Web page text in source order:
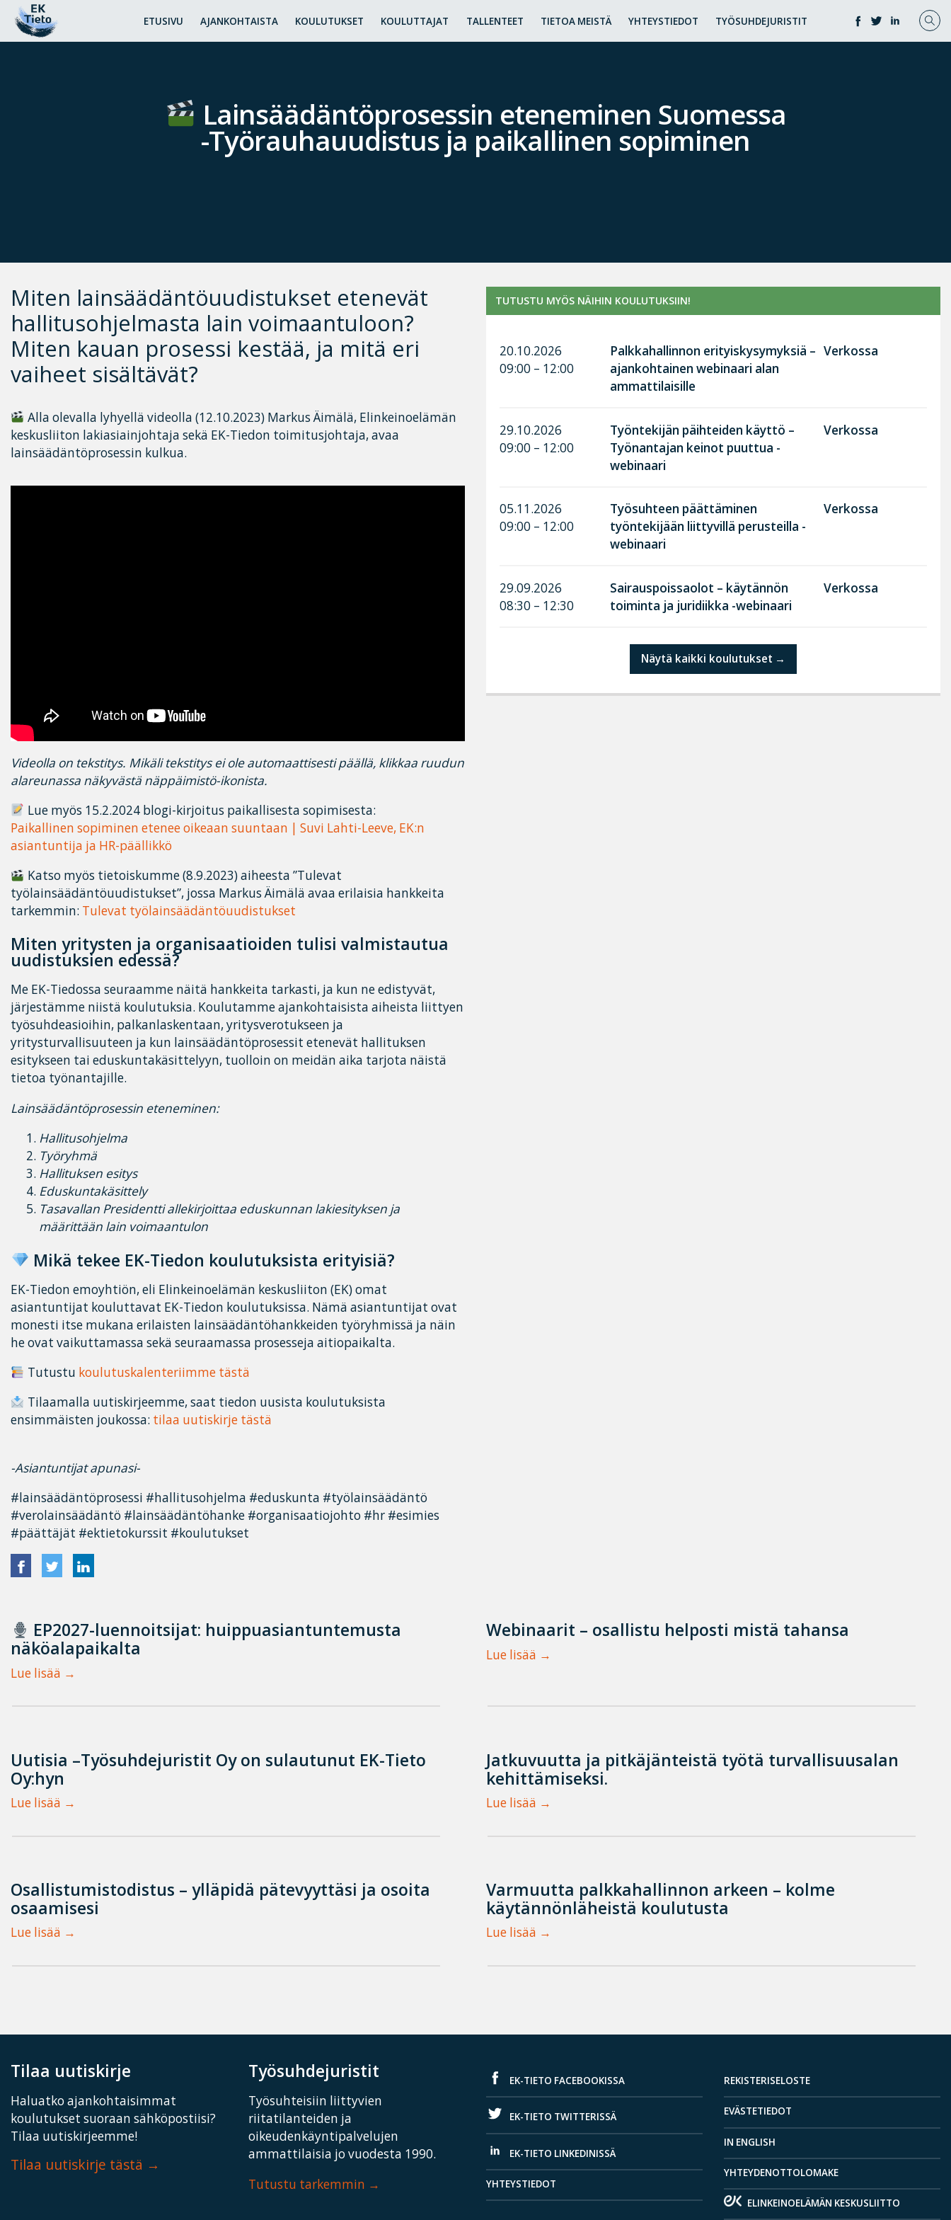
ETUSIVU AJANKOHTAISTA KOULUTUKSET KOULUTTAJAT TALLENTEET TIETOA MEISTÄ YHTEYSTIEDOT TYÖSUHDEJURISTIT
Lainsäädäntöprosessin eteneminen Suomessa
-Työrauhauudistus ja paikallinen sopiminen
Miten lainsäädäntöuudistukset etenevät
hallitusohjelmasta lain voimaantuloon?
Miten kauan prosessi kestää, ja mitä eri
vaiheet sisältävät?
Alla olevalla lyhyellä videolla (12.10.2023) Markus Äimälä, Elinkeinoelämän
keskusliiton lakiasiainjohtaja sekä EK-Tiedon toimitusjohtaja, avaa
lainsäädäntöprosessin kulkua.
Videolla on tekstitys. Mikäli tekstitys ei ole automaattisesti päällä, klikkaa ruudun
alareunassa näkyvästä näppäimistö-ikonista.
Lue myös 15.2.2024 blogi-kirjoitus paikallisesta sopimisesta:
Paikallinen sopiminen etenee oikeaan suuntaan | Suvi Lahti-Leeve, EK:n
asiantuntija ja HR-päällikkö
Katso myös tietoiskumme (8.9.2023) aiheesta ”Tulevat
työlainsäädäntöuudistukset”, jossa Markus Äimälä avaa erilaisia hankkeita
tarkemmin: Tulevat työlainsäädäntöuudistukset
Miten yritysten ja organisaatioiden tulisi valmistautua
uudistuksien edessä?
Me EK-Tiedossa seuraamme näitä hankkeita tarkasti, ja kun ne edistyvät,
järjestämme niistä koulutuksia. Koulutamme ajankohtaisista aiheista liittyen
työsuhdeasioihin, palkanlaskentaan, yritysverotukseen ja
yritysturvallisuuteen ja kun lainsäädäntöprosessit etenevät hallituksen
esitykseen tai eduskuntakäsittelyyn, tuolloin on meidän aika tarjota näistä
tietoa työnantajille.
Lainsäädäntöprosessin eteneminen:
Hallitusohjelma
Työryhmä
Hallituksen esitys
Eduskuntakäsittely
Tasavallan Presidentti allekirjoittaa eduskunnan lakiesityksen ja
määrittään lain voimaantulon
Mikä tekee EK-Tiedon koulutuksista erityisiä?
EK-Tiedon emoyhtiön, eli Elinkeinoelämän keskusliiton (EK) omat
asiantuntijat kouluttavat EK-Tiedon koulutuksissa. Nämä asiantuntijat ovat
monesti itse mukana erilaisten lainsäädäntöhankkeiden työryhmissä ja näin
he ovat vaikuttamassa sekä seuraamassa prosesseja aitiopaikalta.
Tutustu koulutuskalenteriimme tästä
Tilaamalla uutiskirjeemme, saat tiedon uusista koulutuksista
ensimmäisten joukossa: tilaa uutiskirje tästä
-Asiantuntijat apunasi-
#lainsäädäntöprosessi #hallitusohjelma #eduskunta #työlainsäädäntö
#verolainsäädäntö #lainsäädäntöhanke #organisaatiojohto #hr #esimies
#päättäjät #ektietokurssit #koulutukset
TUTUSTU MYÖS NÄIHIN KOULUTUKSIIN!
20.10.2026
09:00 – 12:00
Palkkahallinnon erityiskysymyksiä –
ajankohtainen webinaari alan
ammattilaisille
Verkossa
29.10.2026
09:00 – 12:00
Työntekijän päihteiden käyttö –
Työnantajan keinot puuttua -
webinaari
Verkossa
05.11.2026
09:00 – 12:00
Työsuhteen päättäminen
työntekijään liittyvillä perusteilla -
webinaari
Verkossa
29.09.2026
08:30 – 12:30
Sairauspoissaolot – käytännön
toiminta ja juridiikka -webinaari
Verkossa
Näytä kaikki koulutukset
EP2027-luennoitsijat: huippuasiantuntemusta
näköalapaikalta
Lue lisää
Webinaarit – osallistu helposti mistä tahansa
Lue lisää
Uutisia –Työsuhdejuristit Oy on sulautunut EK-Tieto
Oy:hyn
Lue lisää
Jatkuvuutta ja pitkäjänteistä työtä turvallisuusalan
kehittämiseksi.
Lue lisää
Osallistumistodistus – ylläpidä pätevyyttäsi ja osoita
osaamisesi
Lue lisää
Varmuutta palkkahallinnon arkeen – kolme
käytännönläheistä koulutusta
Lue lisää
Tilaa uutiskirje
Haluatko ajankohtaisimmat
koulutukset suoraan sähköpostiisi?
Tilaa uutiskirjeemme!
Tilaa uutiskirje tästä
Työsuhdejuristit
Työsuhteisiin liittyvien
riitatilanteiden ja
oikeudenkäyntipalvelujen
ammattilaisia jo vuodesta 1990.
Tutustu tarkemmin
EK-TIETO FACEBOOKISSA
EK-TIETO TWITTERISSÄ
EK-TIETO LINKEDINISSÄ
YHTEYSTIEDOT
REKISTERISELOSTE
EVÄSTETIEDOT
IN ENGLISH
YHTEYDENOTTOLOMAKE
ELINKEINOELÄMÄN KESKUSLIITTO